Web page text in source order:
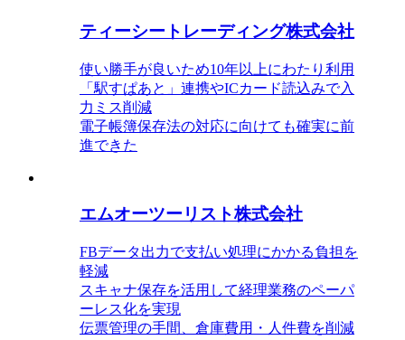
ティーシートレーディング株式会社
使い勝手が良いため10年以上にわたり利用
「駅すぱあと」連携やICカード読込みで入
力ミス削減
電子帳簿保存法の対応に向けても確実に前
進できた
エムオーツーリスト株式会社
FBデータ出力で支払い処理にかかる負担を
軽減
スキャナ保存を活用して経理業務のペーパ
ーレス化を実現
伝票管理の手間、倉庫費用・人件費を削減